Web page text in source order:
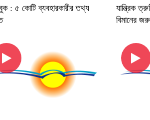
: ৫ কোটি ব্যবহারকারীর তথ্য
যান্ত্রিক
বিমানের